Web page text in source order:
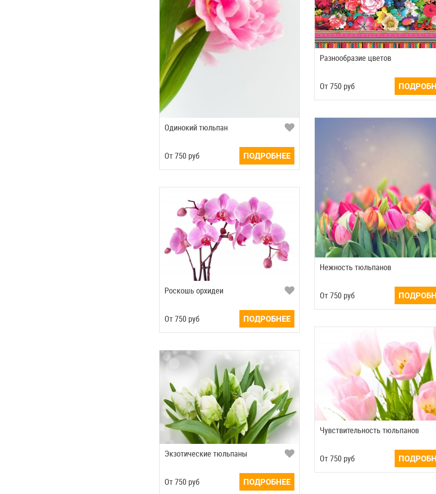
Одинокий тюльпан
Oт750руб ПОДРОБНЕЕ
Роскошь орхидеи
Oт750руб ПОДРОБНЕЕ
Экзотические тюльпаны
Oт750руб ПОДРОБНЕЕ
Разнообразие цветов
Oт750 руб
Нежность тюльпанов
Oт750 руб
Чувствительность тюльпанов
Oт750 руб